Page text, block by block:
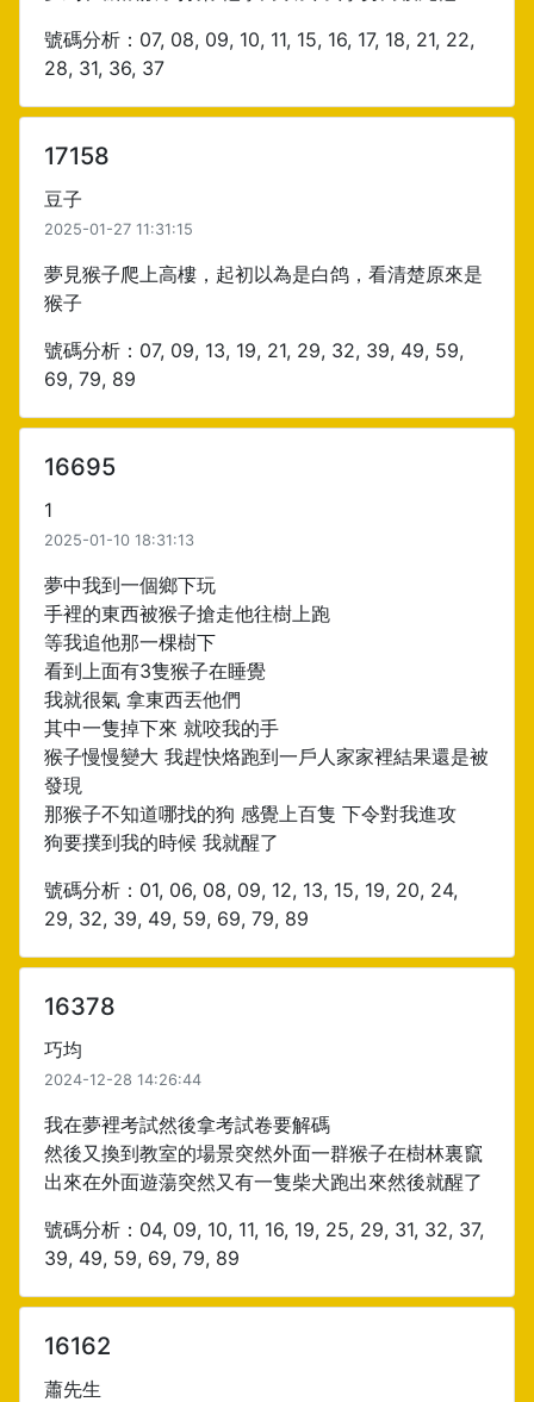
號碼分析：07, 08, 09, 10, 11, 15, 16, 17, 18, 21, 22,
28, 31, 36, 37
17158
豆子
2025-01-27 11:31:15
夢見猴子爬上高樓，起初以為是白鸽，看清楚原來是
猴子
號碼分析：07, 09, 13, 19, 21, 29, 32, 39, 49, 59,
69, 79, 89
16695
1
2025-01-10 18:31:13
夢中我到一個鄉下玩
手裡的東西被猴子搶走他往樹上跑
等我追他那一棵樹下
看到上面有3隻猴子在睡覺
我就很氣 拿東西丟他們
其中一隻掉下來 就咬我的手
猴子慢慢變大 我趕快烙跑到一戶人家家裡結果還是被
發現
那猴子不知道哪找的狗 感覺上百隻 下令對我進攻
狗要撲到我的時候 我就醒了
號碼分析：01, 06, 08, 09, 12, 13, 15, 19, 20, 24,
29, 32, 39, 49, 59, 69, 79, 89
16378
巧均
2024-12-28 14:26:44
我在夢裡考試然後拿考試卷要解碼
然後又換到教室的場景突然外面一群猴子在樹林裏竄
出來在外面遊蕩突然又有一隻柴犬跑出來然後就醒了
號碼分析：04, 09, 10, 11, 16, 19, 25, 29, 31, 32, 37,
39, 49, 59, 69, 79, 89
16162
蕭先生